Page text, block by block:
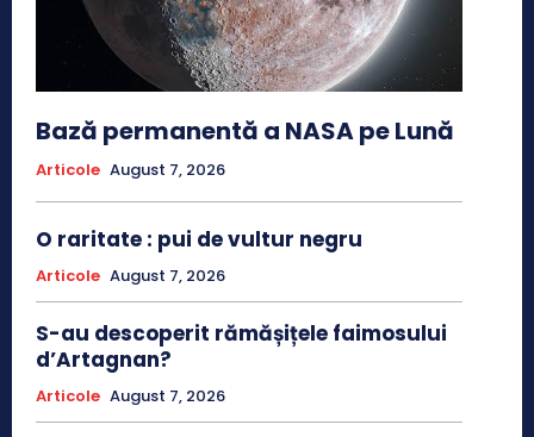
Bază permanentă a NASA pe Lună
Articole August 7, 2026
O raritate : pui de vultur negru
Articole August 7, 2026
S-au descoperit rămășițele faimosului
d’Artagnan?
Articole August 7, 2026